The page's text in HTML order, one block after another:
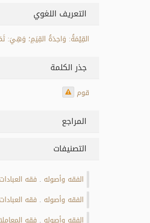
التعريف اللغوي
القِيْمَةُ: وَاحِدَةُ القِيَمِ؛ وَهِيَ:
جذر الكلمة
قوم
المراجع
التصنيفات
الفقه وأصوله فقه العبادات
الفقه وأصوله فقه العبادات